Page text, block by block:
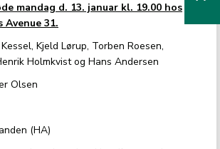
mandag d. 13. januar kl. 19.00 hos
Avenue 31.
Kjeld Lørup, Torben Roesen,
Holmkvist og Hans Andersen
Olsen
(HA)